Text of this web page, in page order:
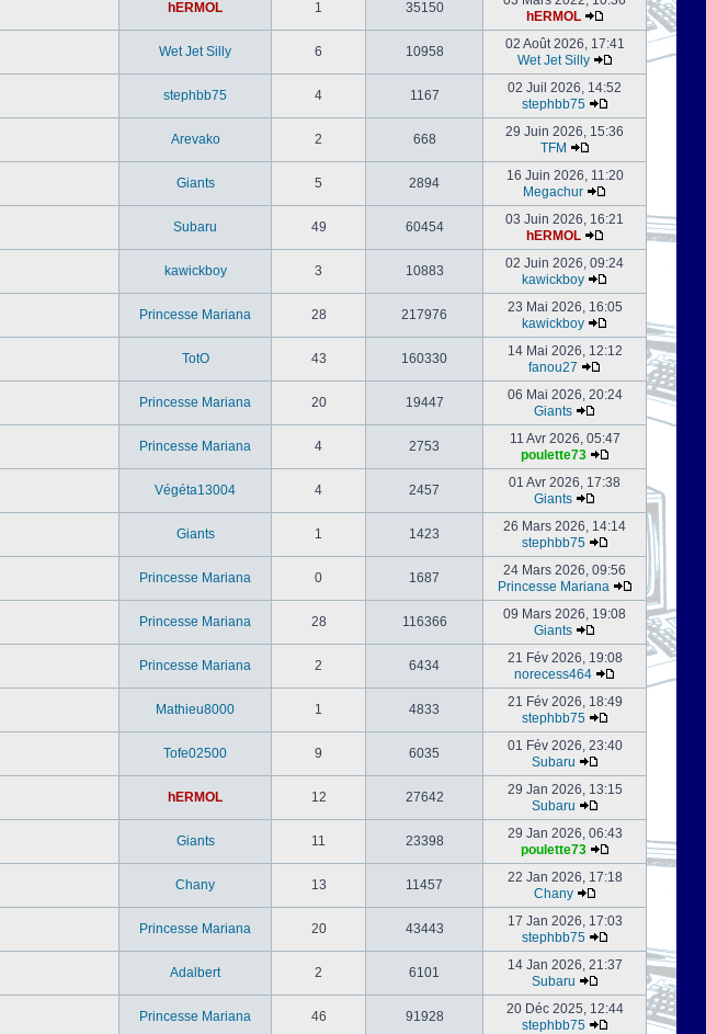
hERMOL 1 35150
hERMOL
Wet Jet Silly 6 10958
02 Août 2026, 17:41
Wet Jet Silly
stephbb75 4 1167
02 Juil 2026, 14:52
stephbb75
Arevako 2 668
29 Juin 2026, 15:36
TFM
Giants 5 2894
16 Juin 2026, 11:20
Megachur
Subaru 49 60454
03 Juin 2026, 16:21
hERMOL
kawickboy 3 10883
02 Juin 2026, 09:24
kawickboy
Princesse Mariana 28 217976
23 Mai 2026, 16:05
kawickboy
TotO 43 160330
14 Mai 2026, 12:12
fanou27
Princesse Mariana 20 19447
06 Mai 2026, 20:24
Giants
Princesse Mariana 4 2753
11 Avr 2026, 05:47
poulette73
Végéta13004 4 2457
01 Avr 2026, 17:38
Giants
Giants 1 1423
26 Mars 2026, 14:14
stephbb75
Princesse Mariana 0 1687
24 Mars 2026, 09:56
Princesse Mariana
Princesse Mariana 28 116366
09 Mars 2026, 19:08
Giants
Princesse Mariana 2 6434
21 Fév 2026, 19:08
norecess464
Mathieu8000 1 4833
21 Fév 2026, 18:49
stephbb75
Tofe02500 9 6035
01 Fév 2026, 23:40
Subaru
hERMOL 12 27642
29 Jan 2026, 13:15
Subaru
Giants 11 23398
29 Jan 2026, 06:43
poulette73
Chany 13 11457
22 Jan 2026, 17:18
Chany
Princesse Mariana 20 43443
17 Jan 2026, 17:03
stephbb75
Adalbert 2 6101
14 Jan 2026, 21:37
Subaru
Princesse Mariana 46 91928
20 Déc 2025, 12:44
stephbb75